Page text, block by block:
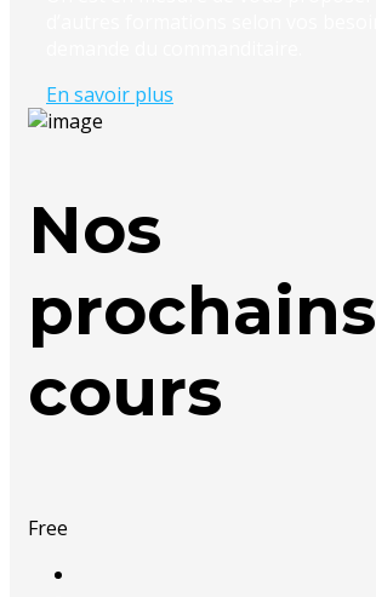
En savoir plus
Nos
prochains
cours
Free